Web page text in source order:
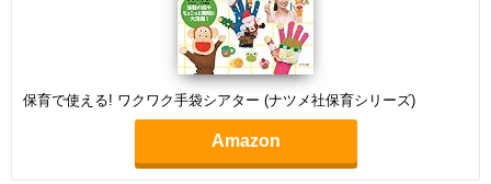
保育で使える! ワクワク手袋シアター (ナツメ社保育シリーズ)
Amazon